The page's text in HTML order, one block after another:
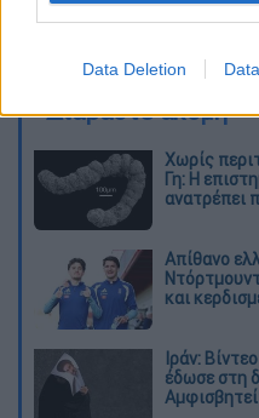
Data Deletion
Διαβάστε ακόμη
Χωρίς
Γη: Η
ανατρέπει
Απίθανο
και
Ιράν:
έδωσε στη